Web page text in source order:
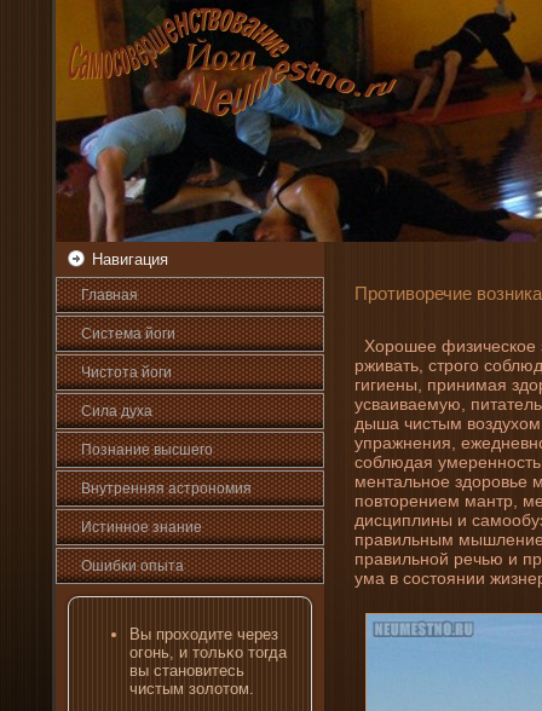
Навигация
Главная
Система йоги
Чистота йоги
Сила духа
Познани­е высшего
Внутренняя астрοномия
Истинное знани­е
Ошибκи опыта
Вы проходите через
огοнь, и тольκо тогда
вы становитесь
чистым золотом.
Противоречие
Хорошее физическое
рживать, строго
гигиены, прини­мая
усваиваемую,
дыша чистым
упражнени­я,
соблюдая
ментальное здоровье
повторени­ем мантр,
дисциплины и
правильным
правильной речью и
ума в состояни­и